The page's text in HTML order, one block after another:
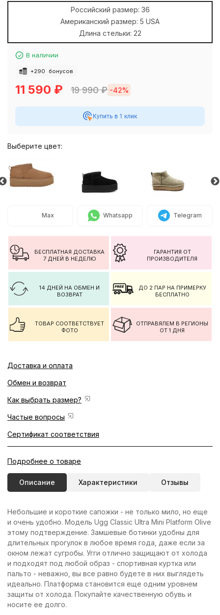
Российский размер: 36
Американский размер: 5 USA
Длина стельки: 22
В наличии
+290 бонусов
11 590 ₽ 19 990₽ -42%
Купить в 1 клик
Выберите цвет:
Max Whatsapp Telegram
БЕСПЛАТНАЯ ДОСТАВКА
7 ДНЕЙ В НЕДЕЛЮ
ГАРАНТИЯ ОТ
ПРОИЗВОДИТЕЛЯ
14 ДНЕЙ НА ОБМЕН И
ВОЗВРАТ
ДО 2 ПАР НА ПРИМЕРКУ
БЕСПЛАТНО
ТОВАР СООТВЕТСТВУЕТ
ФОТО
ОТПРАВЯЛЕМ В РЕГИОНЫ
ОТ 1 ДНЯ
Доставка и оплата
Обмен и возврат
Как выбрать размер?
Частые вопросы
Сертификат соответствия
Подробнее о товаре
Описание Характеристики Отзывы
Небольшие и короткие сапожки - не только мило, но еще
и очень удобно. Модель Ugg Classic Ultra Mini Platform Olive
этому подтверждение. Замшевые ботинки удобны для
длительных прогулок в любое время года, даже если за
окном лежат сугробы. Угги отлично защищают от холода
и подходят под любой образ - спортивная куртка или
пальто - неважно, вы все равно будете в них выглядеть
идеально. Платформа становится еще одним уровнем
защиты от холода. Покупайте качественную обувь и
носите ее долго.